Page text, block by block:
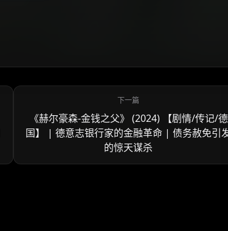
《赫尔豪森-金钱之父》 (2024) 【剧情/传记/德
国】 | 德意志银行家的金融革命 | 债务赦免引
的惊天谋杀